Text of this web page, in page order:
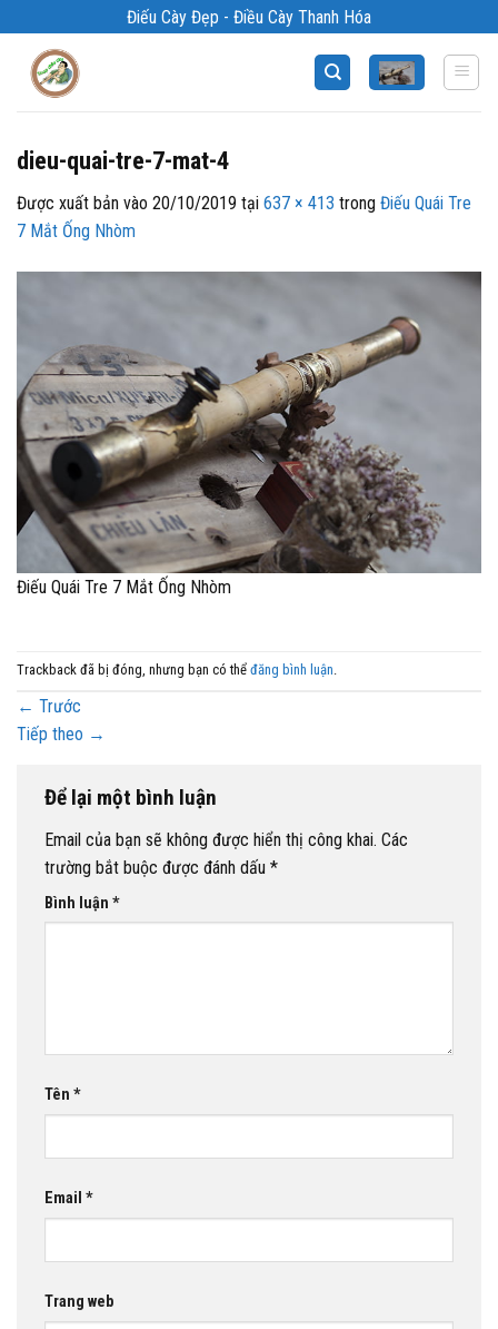
qua
Điếu Cày Đẹp - Điều Cày Thanh Hóa
dieu-quai-tre-7-mat-4
Được xuất bản vào 20/10/2019 tại 637 × 413 trong Điếu Quái Tre
7 Mắt Ống Nhòm
Điếu Quái Tre 7 Mắt Ống Nhòm
Trackback đã bị đóng, nhưng bạn có thể đăng bình luận.
← Trước
Tiếp theo →
Để lại một bình luận
Email của bạn sẽ không được hiển thị công khai. Các
trường bắt buộc được đánh dấu *
Bình luận *
Tên *
Email *
Trang web